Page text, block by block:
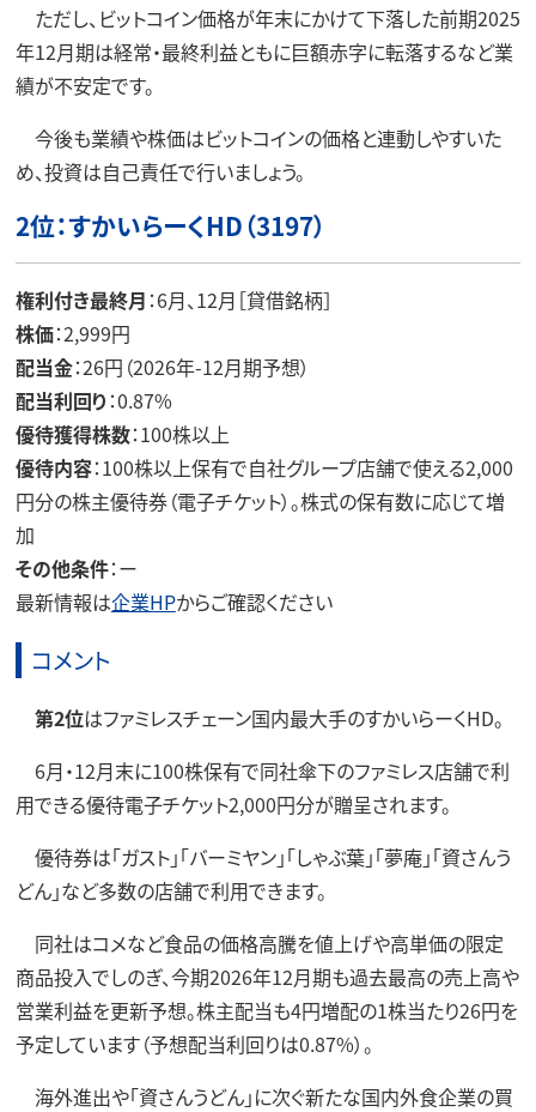
ただし、ビットコイン価格が年末にかけて下落した前期2025
年12月期は経常・最終利益ともに巨額赤字に転落するなど業
績が不安定です。
今後も業績や株価はビットコインの価格と連動しやすいた
め、投資は自己責任で行いましょう。
2位：すかいらーくHD（3197）
権利付き最終月 ：6月、12月［貸借銘柄］
株価：2,999円
配当金：26円（2026年-12月期予想）
配当利回り ：0.87%
優待獲得株数：100株以上
優待内容：100株以上保有で自社グループ店舗で使える2,000
円分の株主優待券（電子チケット）。株式の保有数に応じて増
加
その他条件：ー
最新情報は企業HPからご確認ください
コメント
第2位はファミレスチェーン国内最大手のすかいらーくHD。
6月・12月末に100株保有で同社傘下のファミレス店舗で利
用できる優待電子チケット2,000円分が贈呈されます。
優待券は「ガスト」「バーミヤン」「しゃぶ葉」「夢庵」「資さんう
どん」など多数の店舗で利用できます。
同社はコメなど食品の価格高騰を値上げや高単価の限定
商品投入でしのぎ、今期2026年12月期も過去最高の売上高や
営業利益を更新予想。株主配当も4円増配の1株当たり26円を
予定しています（予想配当利回りは0.87%）。
海外進出や「資さんうどん」に次ぐ新たな国内外食企業の買